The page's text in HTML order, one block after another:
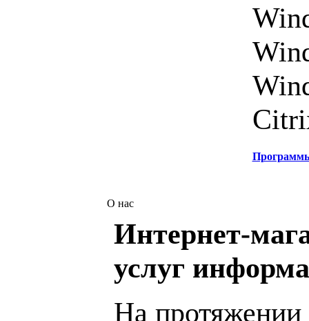
О нас
Интернет-
услуг
На протяжении